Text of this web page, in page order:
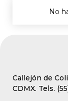
No
Callejón de
CDMX. Tels.